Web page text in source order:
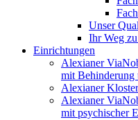
Unser
Ihr Weg
Einrichtungen
Alexianer
mit Behinderung
Alexianer
Alexianer
mit psychischer